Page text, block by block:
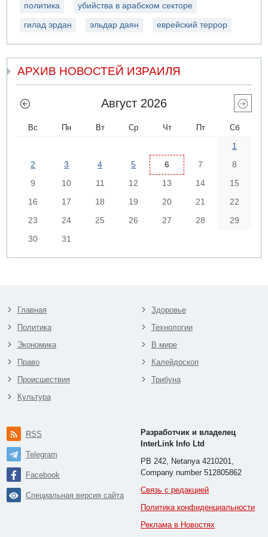
политика убийства в арабском секторе
гилад эрдан эльдар даян еврейский террор
АРХИВ НОВОСТЕЙ ИЗРАИЛЯ
Август 2026
Вс Пн Вт Ср Чт Пт Сб
1
2
3 4 5 6 7
8
9
10 11 12 13 14
15
16
17 18 19 20 21
22
23
24 25 26 27 28
29
30
31
Главная
Политика
Экономика
Право
Происшествия
Культура
Здоровье
Технологии
В мире
Калейдоскоп
Трибуна
RSS
Telegram
Facebook
Специальная версия сайта
Разработчик и владелец
InterLink Info Ltd
PB 242, Netanya 4210201,
Company number 512805862
Связь с редакцией
Политика конфиденциальности
Реклама в Новостях